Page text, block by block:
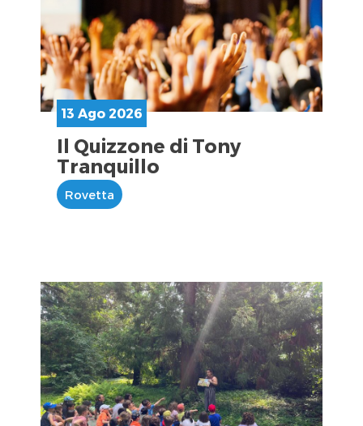
13 Ago 2026
Il Quizzone di Tony
Tranquillo
Rovetta